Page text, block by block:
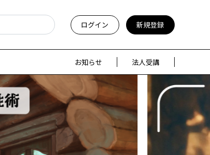
ログイン 新規登録
お知らせ 法人受講